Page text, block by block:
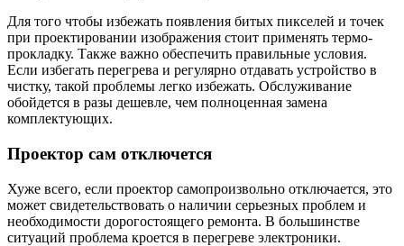
Для того чтобы избежать появления битых пикселей и точек
при проектировании изображения стоит применять термо-
прокладку. Также важно обеспечить правильные условия.
Если избегать перегрева и регулярно отдавать устройство в
чистку, такой проблемы легко избежать. Обслуживание
обойдется в разы дешевле, чем полноценная замена
комплектующих.
Проектор сам отключется
Хуже всего, если проектор самопроизвольно отключается, это
может свидетельствовать о наличии серьезных проблем и
необходимости дорогостоящего ремонта. В большинстве
ситуаций проблема кроется в перегреве электроники.